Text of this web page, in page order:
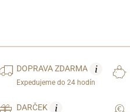
DOPRAVAZDARMA i
Expedujeme do 24 hodín
DARČEK i